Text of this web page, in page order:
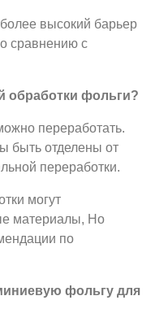
высокий барьер
сравнению с
обработки фольги?
переработать.
быть отделены от
переработки.
могут
материалы, Но
по
фольгу для